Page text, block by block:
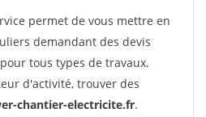
permet de vous mettre en
demandant des devis
tous types de travaux.
d'activité, trouver des
chantier-electricite.fr.